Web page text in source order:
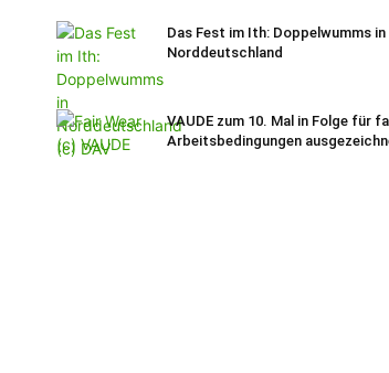
Das Fest im Ith: Doppelwumms in
Norddeutschland
VAUDE zum 10. Mal in Folge für
Arbeitsbedingungen